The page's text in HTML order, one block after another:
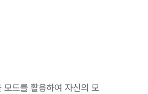
드를 활용하여 자신의 모